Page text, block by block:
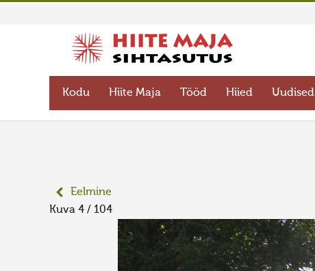
Kodu Hiite Maja Tööd Hiied Uudised
Eelmine
Kuva 4 / 104